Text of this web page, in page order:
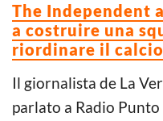
The Independent
a costruire una
riordinare il
Il giornalista de La
parlato a Radio